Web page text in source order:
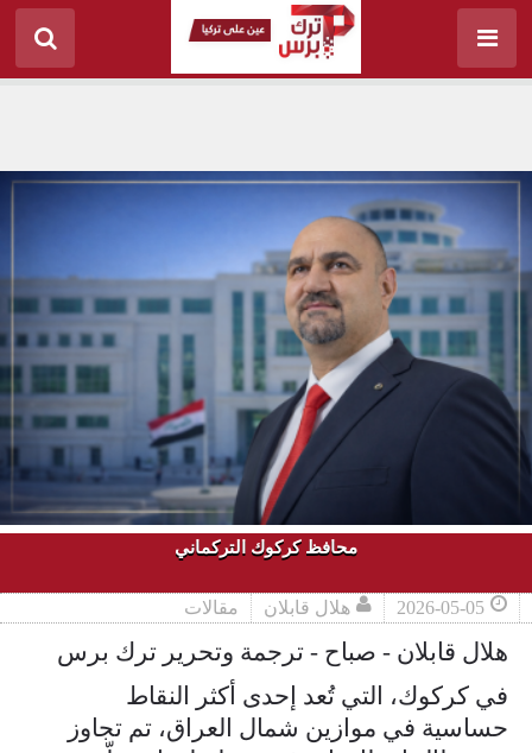
محافظ كركوك التركماني
2026-05-05 هلال قابلان مقالات
هلال قابلان - صباح - ترجمة وتحرير ترك برس
في كركوك، التي تُعد إحدى أكثر النقاط
حساسية في موازين شمال العراق، تم تجاوز